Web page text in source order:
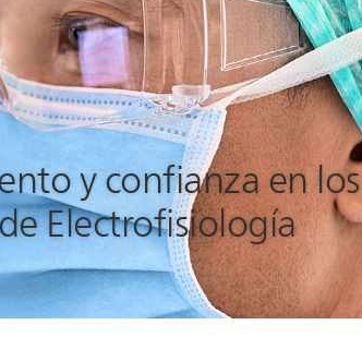
y confianza en los
Electrofisiología